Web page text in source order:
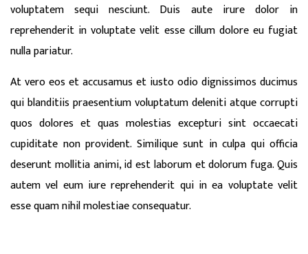
voluptatem sequi nesciunt. Duis aute irure dolor in
reprehenderit in voluptate velit esse cillum dolore eu fugiat
nulla pariatur.
At vero eos et accusamus et iusto odio dignissimos ducimus
qui blanditiis praesentium voluptatum deleniti atque corrupti
quos dolores et quas molestias excepturi sint occaecati
cupiditate non provident. Similique sunt in culpa qui officia
deserunt mollitia animi, id est laborum et dolorum fuga. Quis
autem vel eum iure reprehenderit qui in ea voluptate velit
esse quam nihil molestiae consequatur.